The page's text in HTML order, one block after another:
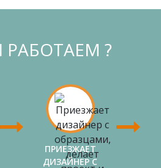
?
ПРИЕЗЖАЕТ
ДИЗАЙНЕР С